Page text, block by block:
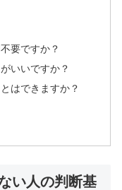
要ですか？
いいですか？
はできますか？
い人の判断基